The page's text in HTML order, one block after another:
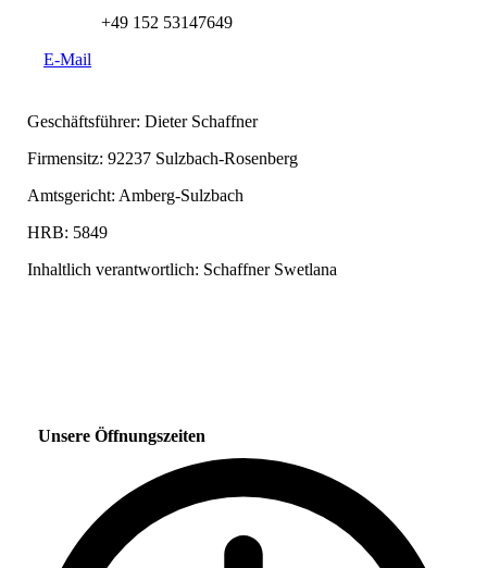
+49 152 53147649
E-Mail
Geschäftsführer: Dieter Schaffner
Firmensitz: 92237 Sulzbach-Rosenberg
Amtsgericht: Amberg-Sulzbach
HRB: 5849
Inhaltlich verantwortlich: Schaffner Swetlana
Unsere Öffnungszeiten